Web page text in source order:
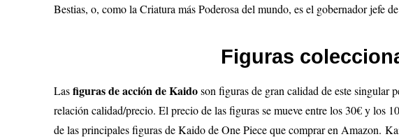
Bestias, o, como la Criatura más Poderosa del mundo, es el gobernador jefe
Figuras
Lasfiguras de acción de Kaidoson figuras de gran calidad de este singular
relación calidad/precio. El precio de las figuras se mueve entre los 30€ y los
de las principales figuras de Kaido de One Piece que comprar en Amazon.